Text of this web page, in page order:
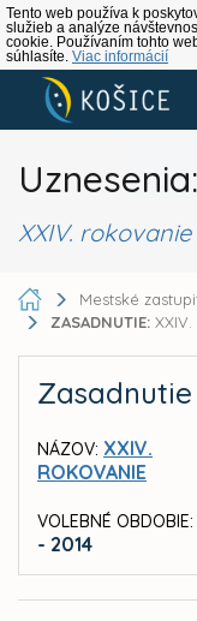
Tento web používa k
služieb a analýze
cookie. Používaním tohto
súhlasíte. Viac informácií
Uznesenia:
XXIV. rokovanie
Mestské
ZASADNUTIE:
Zasadnutie
NÁZOV: XXIV.
ROKOVANIE
VOLEBNÉ OBDOBIE:
- 2014